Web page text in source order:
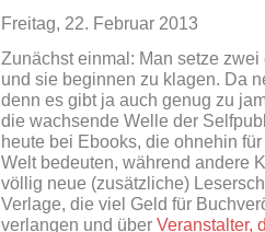
Freitag, 22. Februar 2013
Zunächst einmal: Man setze
und sie beginnen zu klagen. Da
denn es gibt ja auch genug zu
die wachsende Welle der
heute bei Ebooks, die ohnehin
Welt bedeuten, während andere
völlig neue (zusätzliche)
Verlage, die viel Geld für
verlangen und über Veranstalter,